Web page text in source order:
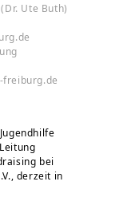
Ute Buth)
freiburg.de
bei
derzeit in